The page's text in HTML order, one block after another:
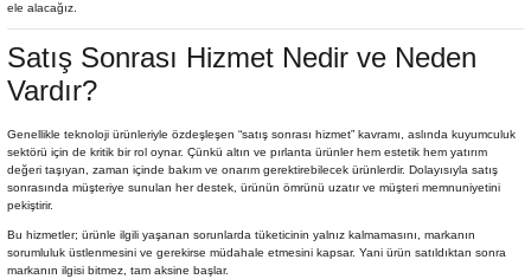
ele alacağız.
Satış Sonrası Hizmet Nedir ve Neden
Vardır?
Genellikle teknoloji ürünleriyle özdeşleşen “satış sonrası hizmet” kavramı, aslında kuyumculuk
sektörü için de kritik bir rol oynar. Çünkü altın ve pırlanta ürünler hem estetik hem yatırım
değeri taşıyan, zaman içinde bakım ve onarım gerektirebilecek ürünlerdir. Dolayısıyla satış
sonrasında müşteriye sunulan her destek, ürünün ömrünü uzatır ve müşteri memnuniyetini
pekiştirir.
Bu hizmetler; ürünle ilgili yaşanan sorunlarda tüketicinin yalnız kalmamasını, markanın
sorumluluk üstlenmesini ve gerekirse müdahale etmesini kapsar. Yani ürün satıldıktan sonra
markanın ilgisi bitmez, tam aksine başlar.